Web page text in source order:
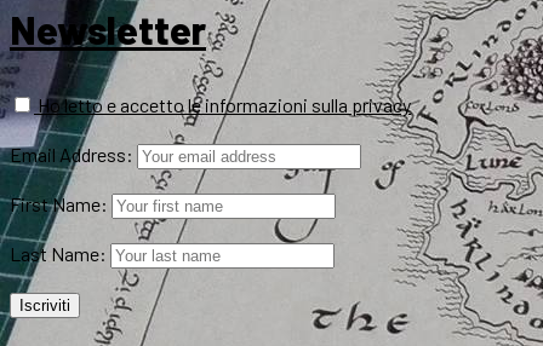
Newsletter
Ho letto e accetto le informazioni sulla privacy
Email Address:
First Name:
Last Name: